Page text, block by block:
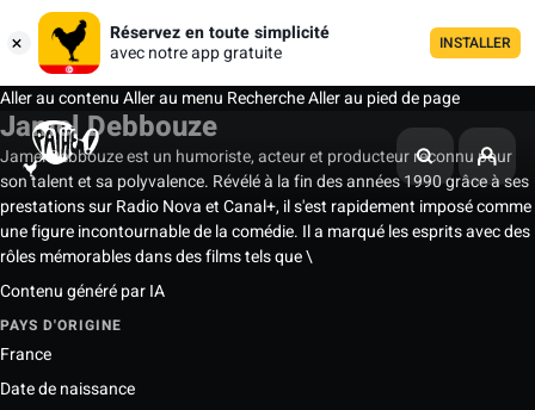
Réservez en toute simplicité
avec notre app gratuite
INSTALLER
Aller au contenuAller au menu RechercheAller au pied de page
Jamel Debbouze
Jamel Debbouze est un humoriste, acteur et producteur reconnu pour
son talent et sa polyvalence. Révélé à la fin des années 1990 grâce à ses
prestations sur Radio Nova et Canal+, il s'est rapidement imposé comme
une figure incontournable de la comédie. Il a marqué les esprits avec des
rôles mémorables dans des films tels que \
Contenu généré par IA
PAYS D'ORIGINE
France
Date de naissance